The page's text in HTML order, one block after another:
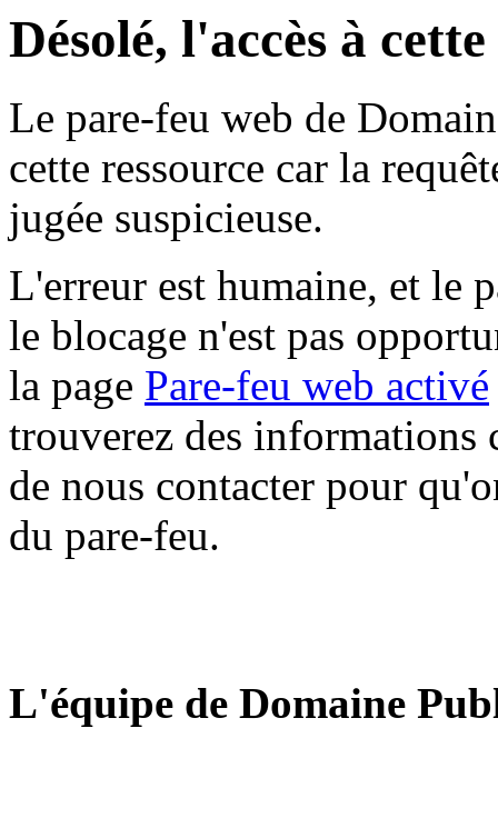
Désolé, l'accès à
Le pare-feu web de
cette ressource car la
jugée suspicieuse.
L'erreur est humaine, et le
le blocage n'est pas
la page Pare-feu web activé
trouverez des informations
de nous contacter pour
du pare-feu.
L'équipe de Domaine